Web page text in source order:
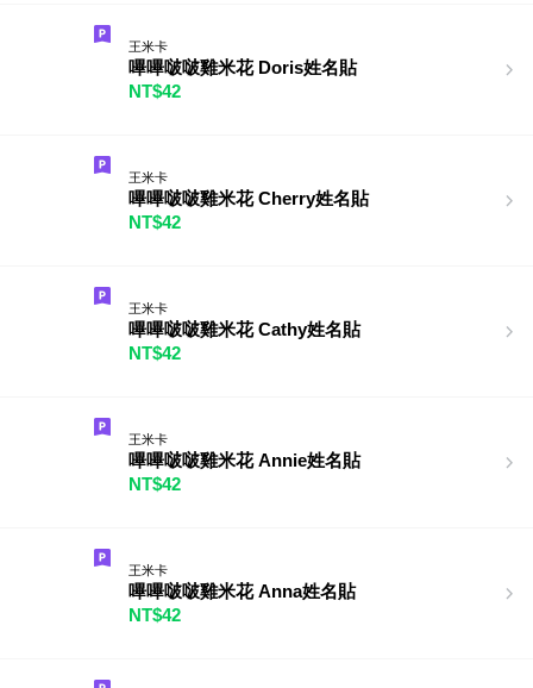
王米卡
嗶嗶啵啵雞米花 Doris姓名貼
NT$42
王米卡
嗶嗶啵啵雞米花 Cherry姓名貼
NT$42
王米卡
嗶嗶啵啵雞米花 Cathy姓名貼
NT$42
王米卡
嗶嗶啵啵雞米花 Annie姓名貼
NT$42
王米卡
嗶嗶啵啵雞米花 Anna姓名貼
NT$42